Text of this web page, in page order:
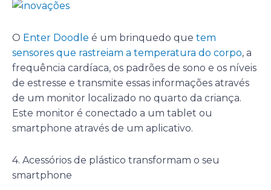
O Enter Doodle é um brinquedo que tem
sensores que rastreiam a temperatura do corpo, a
frequência cardíaca, os padrões de sono e os níveis
de estresse e transmite essas informações através
de um monitor localizado no quarto da criança.
Este monitor é conectado a um tablet ou
smartphone através de um aplicativo.
4. Acessórios de plástico transformam o seu
smartphone